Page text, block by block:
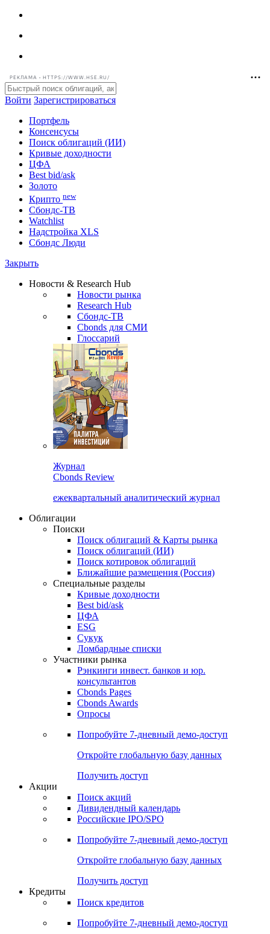
РЕКЛАМА • HTTPS://WWW.HSE.RU/
Войти Зарегистрироваться
Портфель
Консенсусы
Поиск облигаций (ИИ)
Кривые доходности
ЦФА
Best bid/ask
Золото
Крипто new
Watchlist
Сбондс Люди
Новости & Research Hub
Новости рынка
Research Hub
Сбондс-ТВ
Cbonds для СМИ
Глоссарий
Cbonds Review
ежеквартальный аналитический журнал
Облигации
Поиски
Поиск облигаций & Карты рынка
Поиск облигаций (ИИ)
Поиск котировок облигаций
Ближайшие размещения (Россия)
Специальные разделы
Кривые доходности
Best bid/ask
ЦФА
ESG
Сукук
Ломбардные списки
Участники рынка
Рэнкинги инвест. банков и юр.
Cbonds Pages
Опросы
Попробуйте7-дневный
Откройте глобальную базу данных
Получить доступ
Поиск акций
Российские IPO/SPO
Попробуйте7-дневный
Откройте глобальную базу данных
Получить доступ